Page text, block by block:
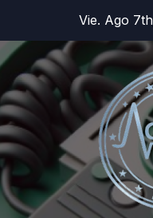
contenido
Vie. Ago